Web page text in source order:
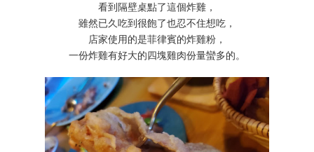
看到隔壁桌點了這個炸雞，
雖然已久吃到很飽了也忍不住想吃，
店家使用的是菲律賓的炸雞粉，
一份炸雞有好大的四塊雞肉份量蠻多的。